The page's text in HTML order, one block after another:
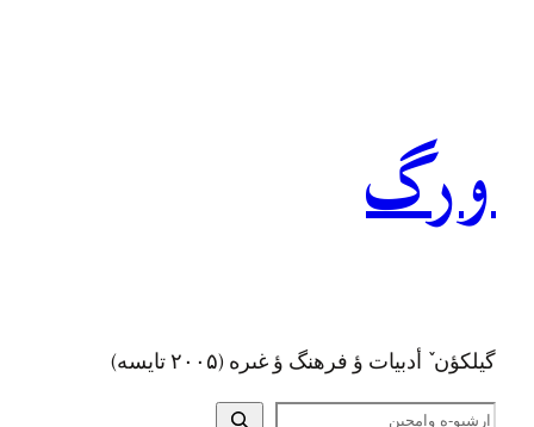
ورگ
گيلکؤن ٚ أدبیات ؤ فرهنگ ؤ غىره (۲۰۰۵ تايسه)
ج